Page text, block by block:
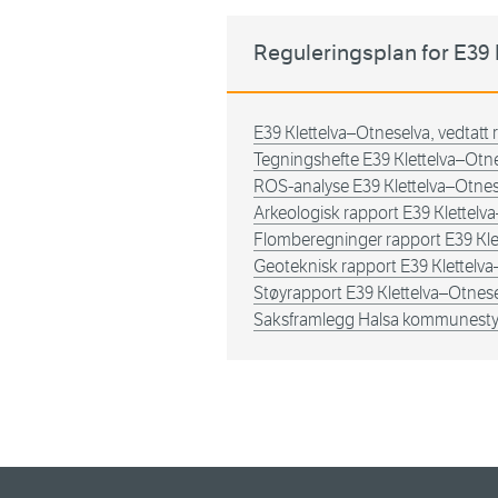
Reguleringsplan for
E39 Klettelva–Otneselva,
Tegningshefte E39
ROS-analyse E39
Arkeologisk rapport E39
Flomberegninger rapport E39
Geoteknisk rapport E39
Støyrapport E39
Saksframlegg Halsa